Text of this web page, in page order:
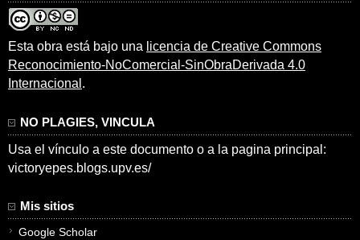
Esta obra está bajo una licencia de Creative Commons
Reconocimiento-NoComercial-SinObraDerivada 4.0
Internacional .
NO PLAGIES, VINCULA
Usa el vínculo a este documento o a la pagina principal:
victoryepes.blogs.upv.es/
Mis sitios
Google Scholar